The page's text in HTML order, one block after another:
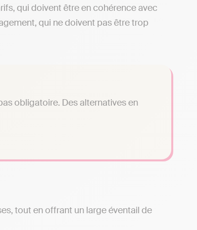
qui doivent être en cohérence avec
qui ne doivent pas être trop
obligatoire. Des alternatives en
tout en offrant un large éventail de